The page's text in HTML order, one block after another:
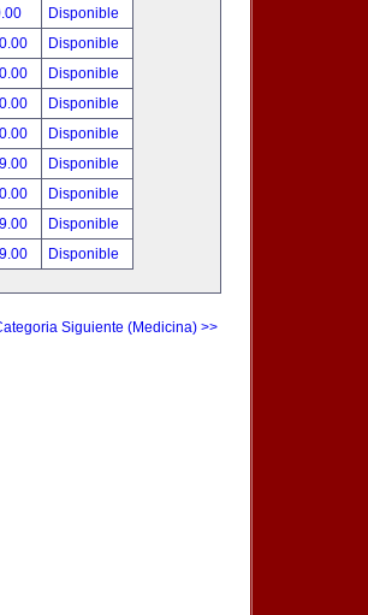
Disponible
Disponible
Disponible
Disponible
Disponible
Disponible
Disponible
Disponible
Disponible
Siguiente (Medicina) >>